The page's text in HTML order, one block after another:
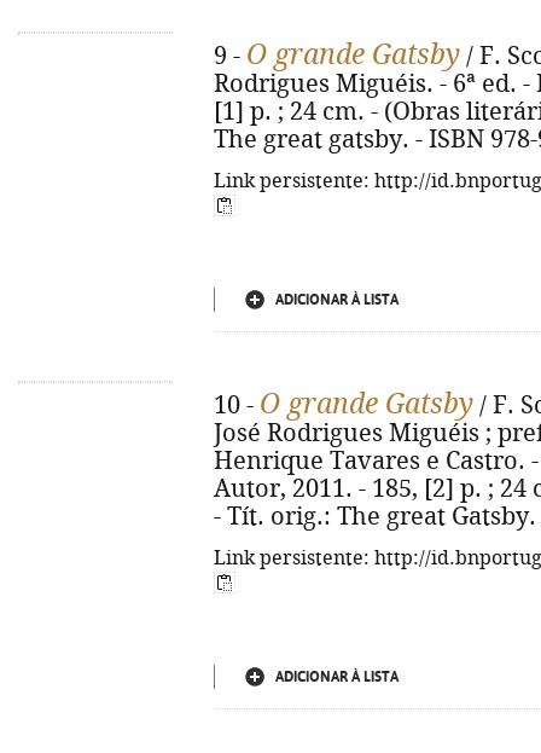
9 - O grande Gatsby / F.
Rodrigues Miguéis. - 6ª ed. -
[1] p. ; 24 cm. - (Obras
The great gatsby. - ISBN
Link persistente: http://
ADICIONAR À LISTA
10 - O grande Gatsby / F.
José Rodrigues Miguéis ;
Henrique Tavares e Castro.
Autor, 2011. - 185, [2] p. ;
- Tít. orig.: The great Gatsby.
Link persistente: http://
ADICIONAR À LISTA